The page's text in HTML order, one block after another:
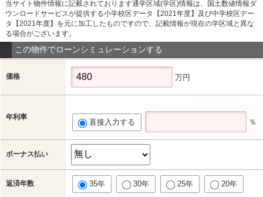
当サイト物件情報に記載されております通学区域(学区)情報は、国土数値情報ダ
ウンロードサービスが提供する小学校区データ【2021年度】及び中学校区デー
タ【2021年度】を元に加工したものですので、記載情報が現在の学区域と異な
る場合がございます。
この物件でローンシミュレーションする
価格 万円
年利率
直接入力する ％
ボーナス払い
返済年数 35年 30年 25年 20年